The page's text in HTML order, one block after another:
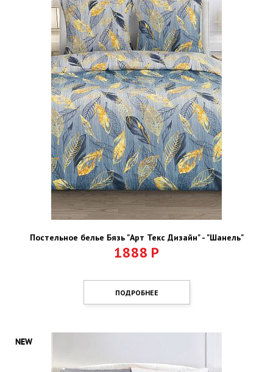
Постельное белье Бязь "Арт Текс Дизайн" - "Шанель"
1888 Р
ПОДРОБНЕЕ